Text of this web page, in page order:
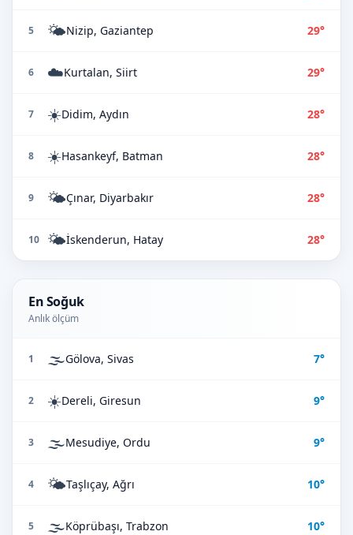
5 🌤️Nizip, Gaziantep 29°
6 ☁️Kurtalan, Siirt 29°
7 ☀️Didim, Aydın 28°
8 ☀️Hasankeyf, Batman 28°
9 🌤️Çınar, Diyarbakır 28°
10 🌤️İskenderun, Hatay 28°
En Soğuk
Anlık ölçüm
1 🌫️Gölova, Sivas 7°
2 ☀️Dereli, Giresun 9°
3 🌫️Mesudiye, Ordu 9°
4 🌤️Taşlıçay, Ağrı 10°
5 🌫️Köprübaşı, Trabzon 10°